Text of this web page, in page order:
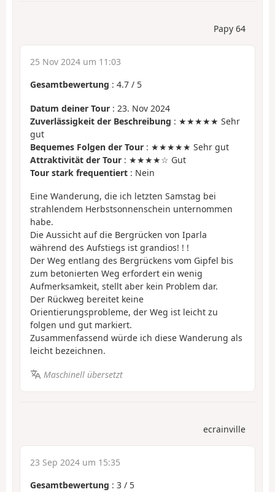
Papy 64
25 Nov 2024 um 11:03
Gesamtbewertung : 4.7 / 5
Datum deiner Tour : 23. Nov 2024
Zuverlässigkeit der Beschreibung : ★★★★★ Sehr
gut
Bequemes Folgen der Tour : ★★★★★ Sehr gut
Attraktivität der Tour : ★★★★☆ Gut
Tour stark frequentiert : Nein
Eine Wanderung, die ich letzten Samstag bei
strahlendem Herbstsonnenschein unternommen
habe.
Die Aussicht auf die Bergrücken von Iparla
während des Aufstiegs ist grandios! ! !
Der Weg entlang des Bergrückens vom Gipfel bis
zum betonierten Weg erfordert ein wenig
Aufmerksamkeit, stellt aber kein Problem dar.
Der Rückweg bereitet keine
Orientierungsprobleme, der Weg ist leicht zu
folgen und gut markiert.
Zusammenfassend würde ich diese Wanderung als
leicht bezeichnen.
Maschinell übersetzt
ecrainville
23 Sep 2024 um 15:35
Gesamtbewertung : 3 / 5